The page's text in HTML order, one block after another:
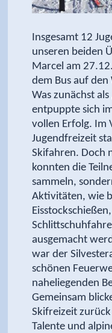
Insgesamt 12
unseren beiden
Marcel am
dem Bus auf
Was zunächst
entpuppte sich
vollen Erfolg. Im
Jugendfreizeit
Skifahren. Doch
konnten die
sammeln,
Aktivitäten, wie
ausgemacht
war der
schönen
naheliegenden
Gemeinsam
Skifreizeit
Talente und